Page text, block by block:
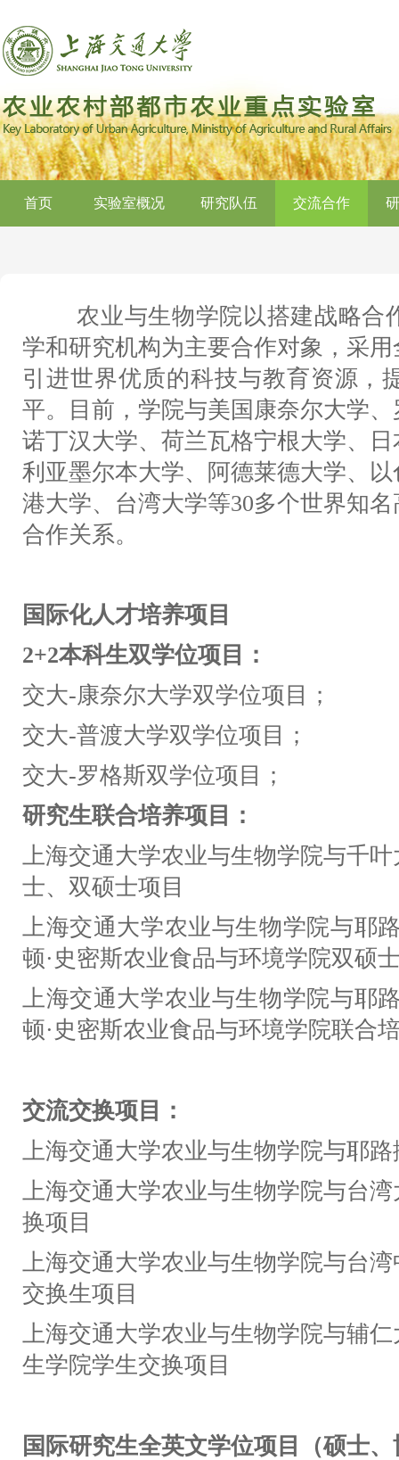
首页 实验室概况 研究队伍 交流合作
农业与生物学院以搭建战略合
学和研究机构为主要合作对象，采
引进世界优质的科技与教育资源，
平。目前，学院与美国康奈尔大学
诺丁汉大学、荷兰瓦格宁根大学、
利亚墨尔本大学、阿德莱德大学、
港大学、台湾大学等30多个世界知
合作关系。
国际化人才培养项目
2+2本科生双学位项目：
交大-康奈尔大学双学位项目；
交大-普渡大学双学位项目；
交大-罗格斯双学位项目；
研究生联合培养项目：
上海交通大学农业与生物学院与千
士、双硕士项目
上海交通大学农业与生物学院与耶
顿· 史密斯农业食品与环境学院双硕
上海交通大学农业与生物学院与耶
顿· 史密斯农业食品与环境学院联合
交流交换项目：
上海交通大学农业与生物学院与耶
上海交通大学农业与生物学院与台
换项目
上海交通大学农业与生物学院与台
交换生项目
上海交通大学农业与生物学院与辅
生学院学生交换项目
国际研究生全英文学位项目（硕士